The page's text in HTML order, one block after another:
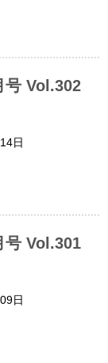
号 Vol.302
日
号 Vol.301
日